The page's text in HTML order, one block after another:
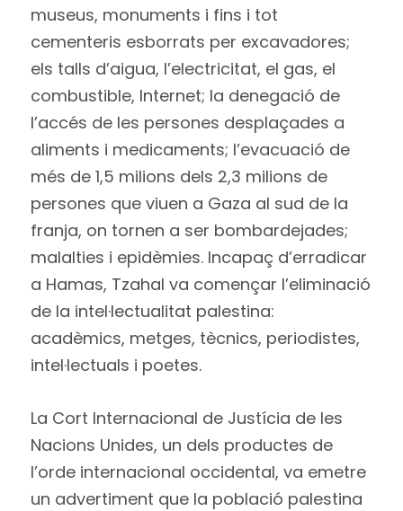
museus, monuments i fins i tot
cementeris esborrats per excavadores;
els talls d’aigua, l’electricitat, el gas, el
combustible, Internet; la denegació de
l’accés de les persones desplaçades a
aliments i medicaments; l’evacuació de
més de 1,5 milions dels 2,3 milions de
persones que viuen a Gaza al sud de la
franja, on tornen a ser bombardejades;
malalties i epidèmies. Incapaç d’erradicar
a Hamas, Tzahal va començar l’eliminació
de la intel·lectualitat palestina:
acadèmics, metges, tècnics, periodistes,
intel·lectuals i poetes.
La Cort Internacional de Justícia de les
Nacions Unides, un dels productes de
l’orde internacional occidental, va emetre
un advertiment que la població palestina